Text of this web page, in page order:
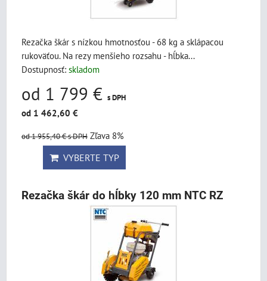
Rezačka škár s nízkou hmotnosťou - 68 kg a sklápacou
rukoväťou. Na rezy menšieho rozsahu - hĺbka...
Dostupnosť: skladom
od 1 799 € s DPH
od 1 462,60 €
od 1 955,40 €s DPH Zľava 8%
VYBERTE TYP
Rezačka škár do hĺbky 120 mm NTC RZ